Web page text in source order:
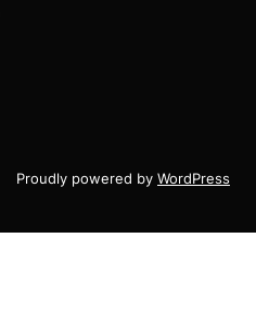
Proudly powered by WordPress